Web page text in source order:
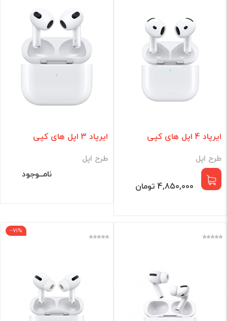
ایرپاد 4 اپل های کپی
طرح اپل
4,850,000 تومان
ایرپاد 3 اپل های کپی
طرح اپل
نامــوجود
‎−71%